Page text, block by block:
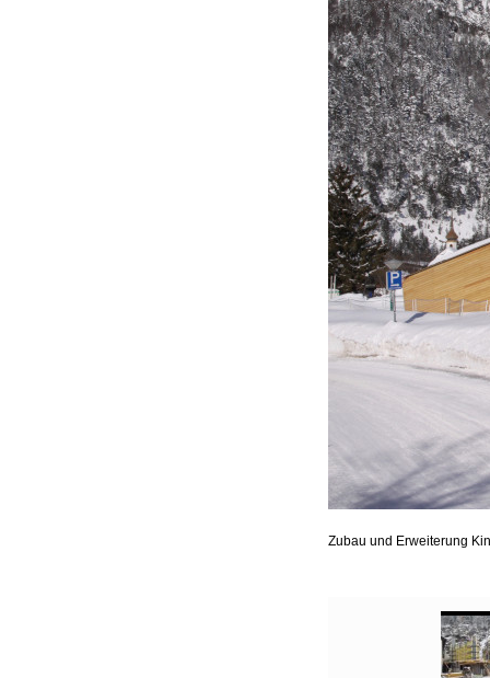
Zubau und Erweiterung